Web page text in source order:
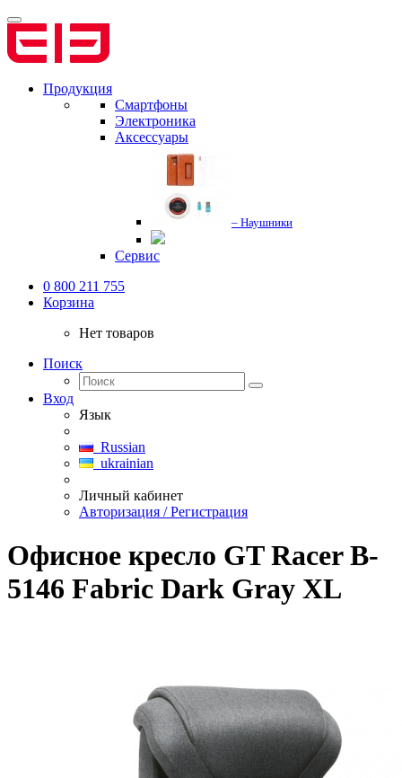
Продукция
Смартфоны
Электроника
Аксессуары
– Наушники
Сервис
0 800 211 755
Корзина
Нет товаров
Поиск
Вход
Язык
Russian
ukrainian
Личный кабинет
Авторизация / Регистрация
Офисное кресло GT Racer B-
5146 Fabric Dark Gray XL